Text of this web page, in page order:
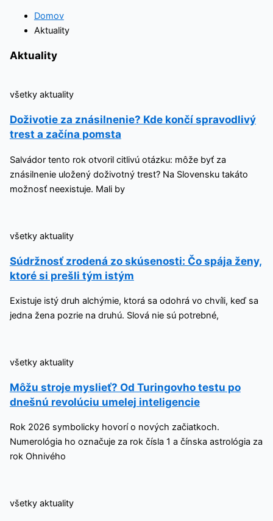
Domov
Aktuality
Aktuality
všetky aktuality
Doživotie za znásilnenie? Kde končí spravodlivý
trest a začína pomsta
Salvádor tento rok otvoril citlivú otázku: môže byť za
znásilnenie uložený doživotný trest? Na Slovensku takáto
možnosť neexistuje. Mali by
všetky aktuality
Súdržnosť zrodená zo skúsenosti: Čo spája ženy,
ktoré si prešli tým istým
Existuje istý druh alchýmie, ktorá sa odohrá vo chvíli, keď sa
jedna žena pozrie na druhú. Slová nie sú potrebné,
všetky aktuality
Môžu stroje myslieť? Od Turingovho testu po
dnešnú revolúciu umelej inteligencie
Rok 2026 symbolicky hovorí o nových začiatkoch.
Numerológia ho označuje za rok čísla 1 a čínska astrológia za
rok Ohnivého
všetky aktuality